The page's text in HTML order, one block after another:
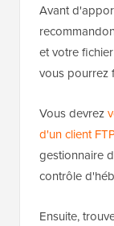
Avant
et votre
vous pourrez
Vous devrez
d'un client
gestionnaire
contrôle
Ensuite,